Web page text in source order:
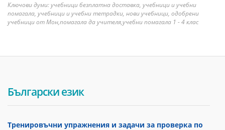
Ключови думи: учебници безплатна доставка, учебници и учебни
помагала, учебници и учебни тетрадки, нови учебници, одобрени
учебници от Мон,помагала да учителя,учебни помагала 1 - 4 клас
Български език
Тренировъчни упражнения и задачи за проверка по